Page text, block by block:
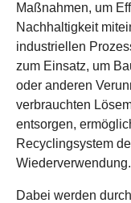
Maßnahmen, um
Nachhaltigkeit
industriellen
zum Einsatz, um
oder anderen
verbrauchten
entsorgen,
Recyclingsystem
Wiederverwendung.
Dabei werden